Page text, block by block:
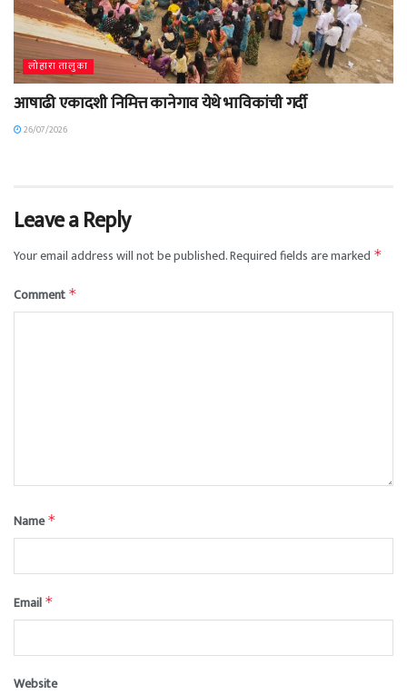
लोहारा तालुका
आषाढी एकादशी निमित्त कानेगाव येथे भाविकांची गर्दी
26/07/2026
Leave a Reply
Your email address will not be published.Required fields are marked *
Comment *
Name*
Email *
Website